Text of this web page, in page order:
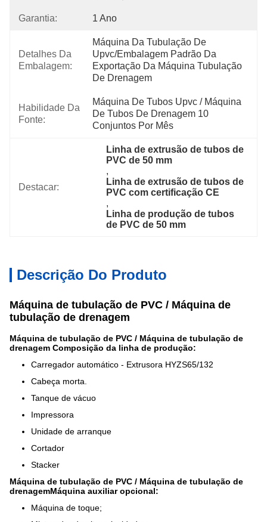
Garantia: 1 Ano
Detalhes Da
Embalagem:
Máquina Da Tubulação De
Upvc/embalagem Padrão Da
Exportação Da Máquina Tubulação
De Drenagem
Habilidade Da
Fonte:
Máquina De Tubos Upvc / Máquina
De Tubos De Drenagem 10
Conjuntos Por Mês
Destacar:
Linha de extrusão de tubos de
PVC de 50 mm
,
Linha de extrusão de tubos de
PVC com certificação CE
,
Linha de produção de tubos
de PVC de 50 mm
Descrição Do Produto
Máquina de tubulação de PVC / Máquina de
tubulação de drenagem
Máquina de tubulação de PVC / Máquina de tubulação de
drenagem Composição da linha de produção:
Carregador automático - Extrusora HYZS65/132
Cabeça morta.
Tanque de vácuo
Impressora
Unidade de arranque
Cortador
Stacker
Máquina de tubulação de PVC / Máquina de tubulação de
drenagemMáquina auxiliar opcional:
Máquina de toque;